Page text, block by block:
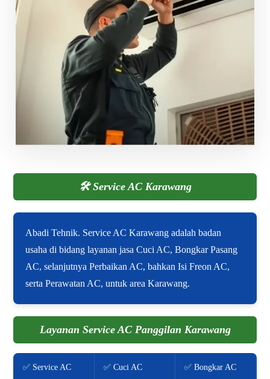
🛠️Service AC Karawang
Abadi Tehnik. Service AC Karawang adalah badan
usaha di bidang layanan jasa Cuci AC, Bongkar Pasang
AC, selanjutnya Perbaikan AC, bahkan Isi Freon AC,
serta Perawatan AC, untuk area Karawang.
Layanan Service AC Panggilan Karawang
✅ Service AC ✅ Cuci AC ✅ Bongkar AC